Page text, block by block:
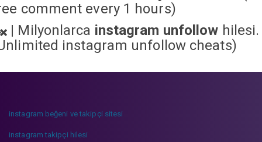
comment every 1 hours)
| Milyonlarca instagram unfollow hilesi.
instagram unfollow cheats)
instagram beğeni ve takipçi sitesi
instagram takipçi hilesi